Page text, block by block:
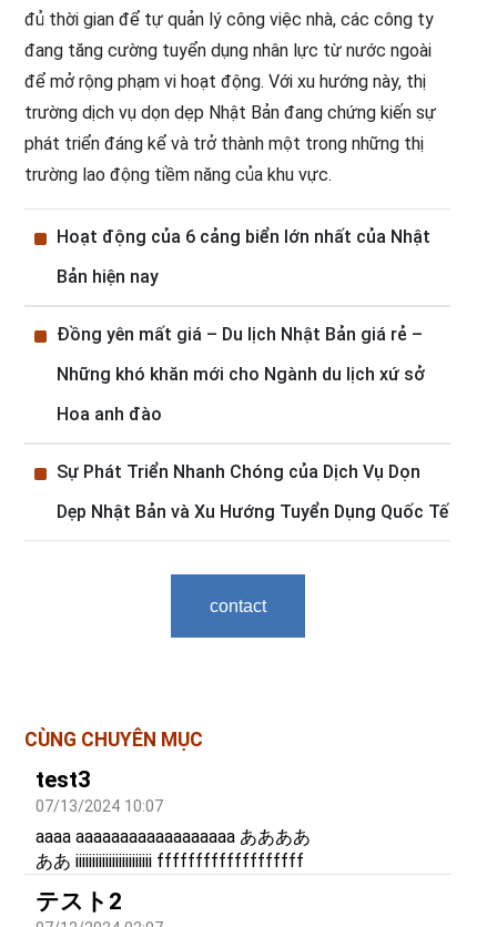
đủ thời gian để tự quản lý công việc nhà, các công ty
đang tăng cường tuyển dụng nhân lực từ nước ngoài
để mở rộng phạm vi hoạt động. Với xu hướng này, thị
trường dịch vụ dọn dẹp Nhật Bản đang chứng kiến sự
phát triển đáng kể và trở thành một trong những thị
trường lao động tiềm năng của khu vực.
^ Hoạt động của 6 cảng biển lớn nhất của Nhật
Bản hiện nay
^ Đồng yên mất giá – Du lịch Nhật Bản giá rẻ –
Những khó khăn mới cho Ngành du lịch xứ sở
Hoa anh đào
^ Sự Phát Triển Nhanh Chóng của Dịch Vụ Dọn
Dẹp Nhật Bản và Xu Hướng Tuyển Dụng Quốc Tế
contact
CÙNG CHUYÊN MỤC
test3
07/13/2024 10:07
aaaa aaaaaaaaaaaaaaaaaa ああああ
ああ iiiiiiiiiiiiiiiiiiiiiii fffffffffffffffffff
テスト2